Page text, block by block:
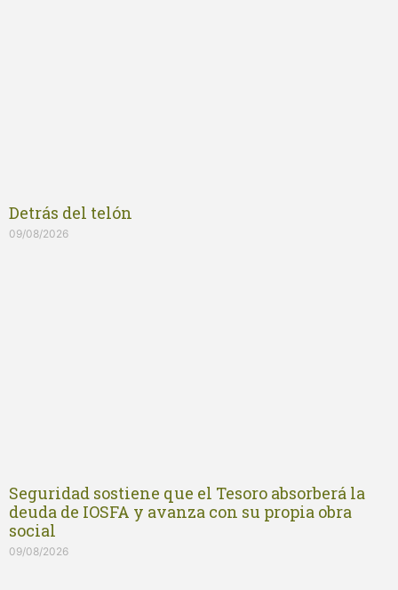
Detrás del telón
09/08/2026
Seguridad sostiene que el Tesoro absorberá la
deuda de IOSFA y avanza con su propia obra
social
09/08/2026